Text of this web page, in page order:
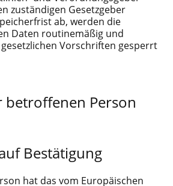
zuständigen Gesetzgeber
ab, werden die
Daten routinemäßig und
Vorschriften gesperrt
betroffenen Person
Bestätigung
hat das vom Europäischen